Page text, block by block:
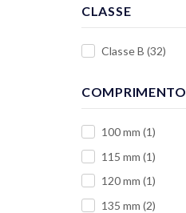
CLASSE
Classe B (32)
COMPRIMENTO
100 mm (1)
115 mm (1)
120 mm (1)
135 mm (2)